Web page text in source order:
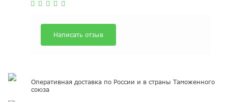
Написать отзыв
Оперативная доставка по России и в страны Таможенного
союза